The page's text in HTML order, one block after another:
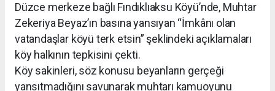
Düzce merkeze bağlı Fındıklıaksu Köyü’nde, Muhtar
Zekeriya Beyaz’ın basına yansıyan “İmkânı olan
vatandaşlar köyü terk etsin” şeklindeki açıklamaları
köy halkının tepkisini çekti.
Köy sakinleri, söz konusu beyanların gerçeği
yansıtmadığını savunarak muhtarı kamuoyunu